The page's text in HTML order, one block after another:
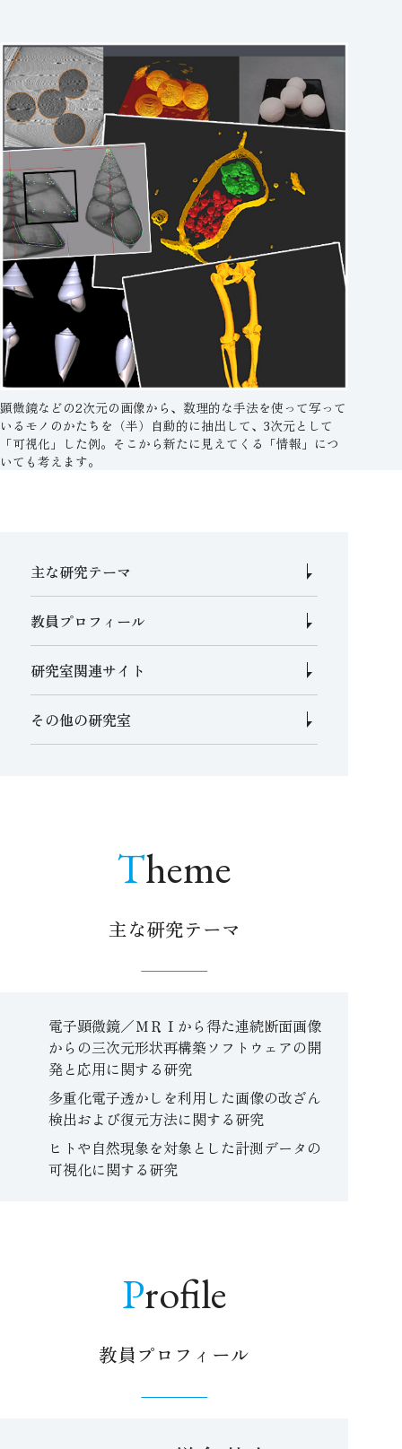
顕微鏡などの2次元の画像から、数理的な手法を使って写って
いるモノのかたちを（半）自動的に抽出して、3次元として
「可視化」した例。そこから新たに見えてくる「情報」につ
いても考えます。
主な研究テーマ
教員プロフィール
研究室関連サイト
その他の研究室
Theme
主な研究テーマ
電子顕微鏡／ＭＲＩから得た連続断面画像
からの三次元形状再構築ソフトウェアの開
発と応用に関する研究
多重化電子透かしを利用した画像の改ざん
検出および復元方法に関する研究
ヒトや自然現象を対象とした計測データの
可視化に関する研究
Profile
教員プロフィール